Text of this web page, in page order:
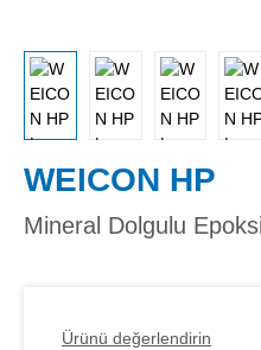
WEICON HP
Mineral Dolgulu
Ürünü değerlendirin